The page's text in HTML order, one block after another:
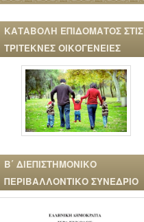
ΚΑΤΑΒΟΛΗ ΕΠΙΔΟΜΑΤΟΣ ΣΤΙΣ
ΤΡΙΤΕΚΝΕΣ ΟΙΚΟΓΕΝΕΙΕΣ
Β΄ ΔΙΕΠΙΣΤΗΜΟΝΙΚΟ
ΠΕΡΙΒΑΛΛΟΝΤΙΚΟ ΣΥΝΕΔΡΙΟ